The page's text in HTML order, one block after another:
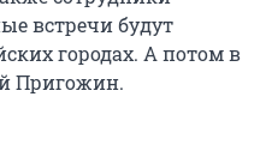
встречи будут
городах. А потом в
Пригожин.